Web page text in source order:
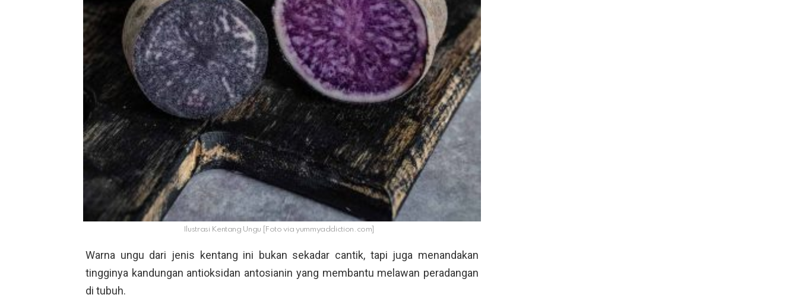
Ilustrasi Kentang Ungu [Foto via yummyaddiction.com]
Warna ungu dari jenis kentang ini bukan sekadar cantik, tapi juga menandakan
tingginya kandungan antioksidan antosianin yang membantu melawan peradangan
di tubuh.